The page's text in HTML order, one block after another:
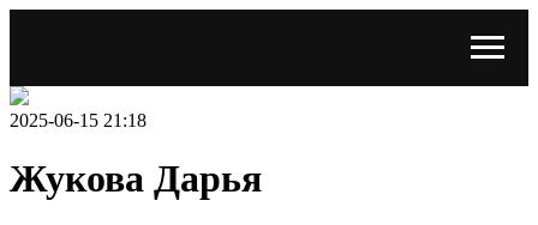
2025-06-15 21:18
Жукова Дарья